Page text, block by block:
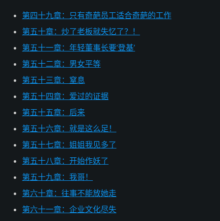
第四十九章：只有奇葩员工适合奇葩的工作
第五十章：炒了老板就失忆了？！
第五十一章：年轻董事长要‘登基’
第五十二章：男女平等
第五十三章：窒息
第五十四章：爱过的证据
第五十五章：后来
第五十六章：就是这么足！
第五十七章：姐姐我见多了
第五十八章：开始作妖了
第五十九章：我哥！
第六十章：往事不能放她走
第六十一章：企业文化尽失